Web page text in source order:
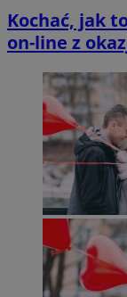
Kochać, jak
on-line z